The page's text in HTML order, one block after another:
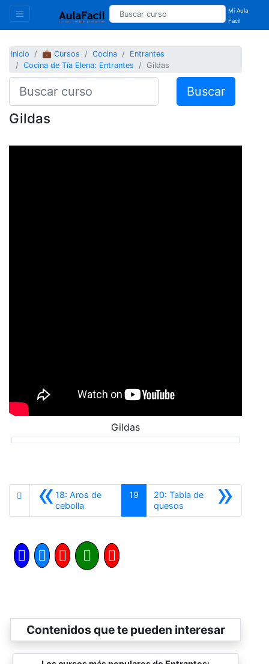
Mi Aula
Facil
Inicio 💼 Cursos Cocina
Entrantes
Cocina de Tía Elena: Entrantes
Gildas
Buscar
Gildas
Gildas
«18: Aros de
cebolla
19 »
20: Tabla de
quesosSiguiente
Contenidos que te pueden interesar